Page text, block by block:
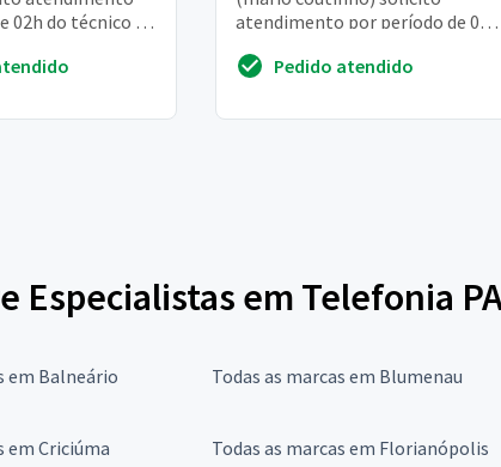
02h do técnico na
atendimento por período de 02h
caoa: 20739...
Pedido atendido
Especialistas em Telefonia
em Balneário
Todas as marcas em Blumenau
em Criciúma Todas as marcas em Florianópolis